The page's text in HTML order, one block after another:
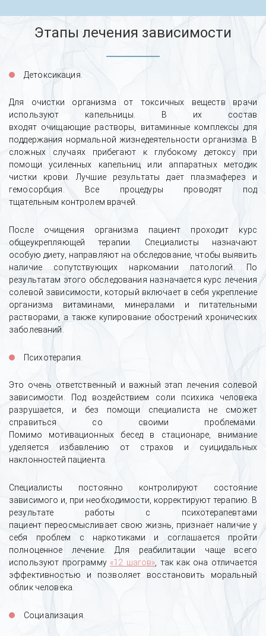
Этапы лечения зависимости
Детоксикация.
Для очистки организма от токсичных веществ врачи
используют капельницы. В их состав
входят очищающие растворы, витаминные комплексы для
поддержания нормальной жизнедеятельности организма. В
сложных случаях прибегают к глубокому детоксу при
помощи усиленных капельниц или аппаратных методик
чистки крови. Лучшие результаты даёт плазмаферез и
гемосорбция. Все процедуры проводят под
тщательным контролем врачей.
После очищения организма пациент проходит курс
общеукрепляющей терапии. Специалисты назначают
особую диету, направляют на обследование, чтобы выявить
наличие сопутствующих наркомании патологий. По
результатам этого обследования назначается курс лечения
солевой зависимости, который включает в себя укрепление
организма витаминами, минералами и питательными
растворами, а также купирование обострений хронических
заболеваний.
Психотерапия.
Это очень ответственный и важный этап лечения солевой
зависимости. Под воздействием соли психика человека
разрушается, и без помощи специалиста не сможет
справиться со своими проблемами.
Помимо мотивационных бесед в стационаре, внимание
уделяется избавлению от страхов и суицидальных
наклонностей пациента.
Специалисты постоянно контролируют состояние
зависимого и, при необходимости, корректируют терапию. В
результате работы с психотерапевтами
пациент переосмысливает свою жизнь, признаёт наличие у
себя проблем с наркотиками и соглашается пройти
полноценное лечение. Для реабилитации чаще всего
используют программу «12 шагов» , так как она отличается
эффективностью и позволяет восстановить моральный
облик человека.
Социализация.